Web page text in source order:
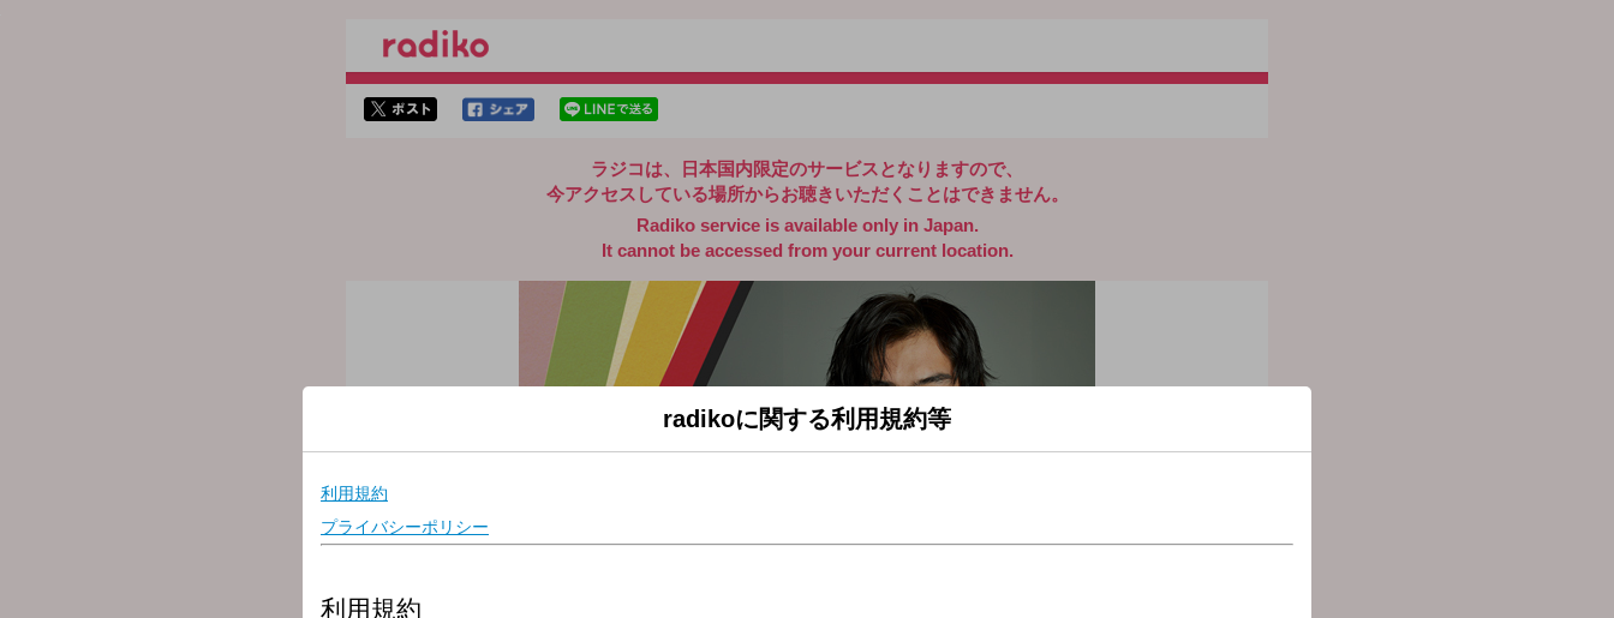
ラジコは、日本国内限定のサービスとなりますので、
今アクセスしている場所からお聴きいただくことはできません。
Radiko service is available only in Japan.
It cannot be accessed from your current location.
radikoに関する利用規約等